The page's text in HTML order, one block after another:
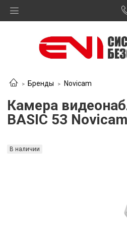
Бренды Novicam
Камера
BASIC 53
В наличии